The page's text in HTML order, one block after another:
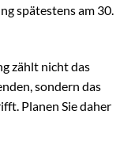
spätestens am 30.
zählt nicht das
sondern das
Planen Sie daher